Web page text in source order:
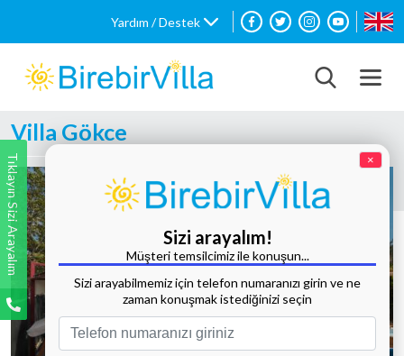
Yardım / Destek
Villa Gökce
Tıklayın Sizi Arayalım ×
Sizi arayalım!
Müşteri temsilcimiz ile konuşun...
Sizi arayabilmemiz için telefon numaranızı girin ve ne
zaman konuşmak istediğinizi seçin